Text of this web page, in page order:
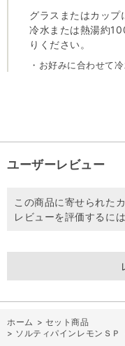
グラスまたはカップ
冷水または熱湯約
りください。
・お好みに合わせて
ユーザーレビュー
この商品に寄せられた
レビューを評価するには
ホーム > セット商品
> ソルティパインレモンＳ